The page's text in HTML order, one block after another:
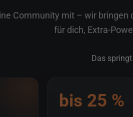
Urban ArtworX
Community mit – wir
für dich, Extra-
Das
bis 25 %